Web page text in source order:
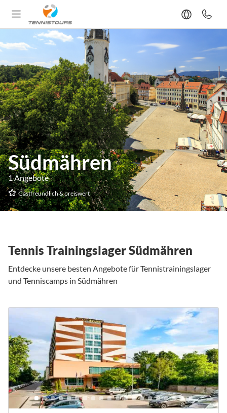
Südmähren
1 Angebote
Gastfreundlich & preiswert
Tennis Trainingslager Südmähren
Entdecke unsere besten Angebote für Tennistrainingslager
und Tenniscamps in Südmähren